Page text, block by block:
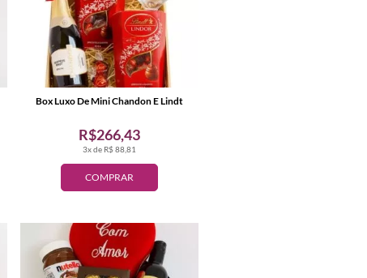
COMPRAR
3x de R$ 88,81
R$266,43
Box Luxo De Mini Chandon E Lindt